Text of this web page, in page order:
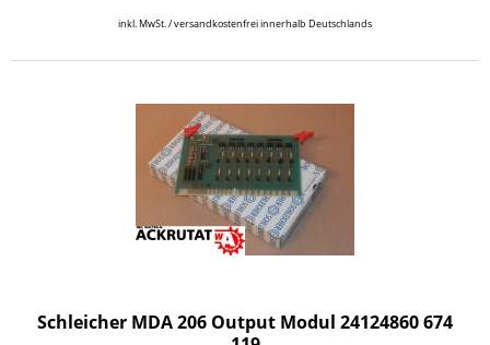
inkl. MwSt. / versandkostenfrei innerhalb Deutschlands
Schleicher MDA 206 Output Modul 24124860 674